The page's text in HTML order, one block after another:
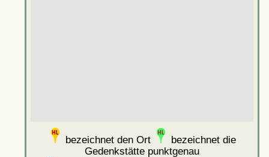
bezeichnet den Ort
bezeichnet die
Gedenkstätte punktgenau